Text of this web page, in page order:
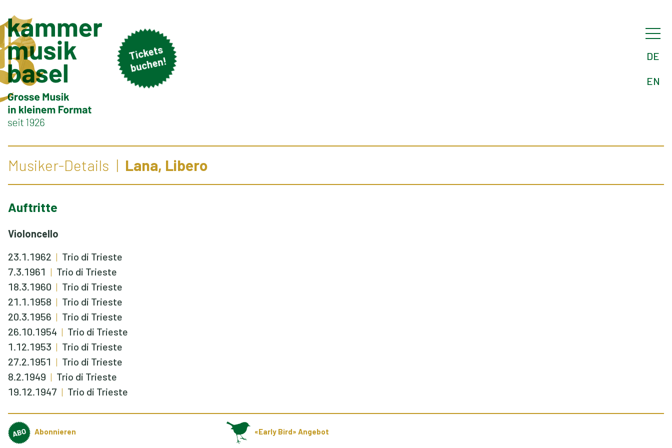
Ti
c
k
et
s
b
u
c
h
e
n! DE
EN
Musiker-Details Lana, Libero
Auftritte
Violoncello
23.1.1962
Trio di Trieste
7.3.1961
Trio di Trieste
18.3.1960
Trio di Trieste
21.1.1958
Trio di Trieste
20.3.1956
Trio di Trieste
26.10.1954
Trio di Trieste
1.12.1953
Trio di Trieste
27.2.1951
Trio di Trieste
8.2.1949
Trio di Trieste
19.12.1947
Trio di Trieste
Abonnieren «Early Bird» Angebot